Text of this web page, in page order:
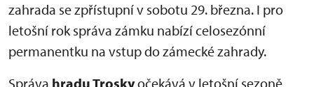
zahrada se zpřístupní v sobotu 29. března. I pro
letošní rok správa zámku nabízí celosezónní
permanentku na vstup do zámecké zahrady.
Správa hradu Troskyočekává v letošní sezoně